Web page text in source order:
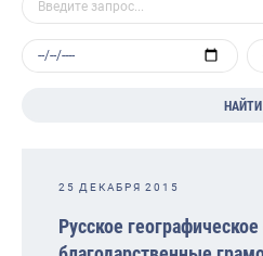
НАЙТИ
25 ДЕКАБРЯ 2015
Русское